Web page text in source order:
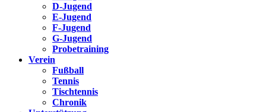
D-Jugend
E-Jugend
F-Jugend
G-Jugend
Probetraining
Verein
Fußball
Tennis
Tischtennis
Chronik